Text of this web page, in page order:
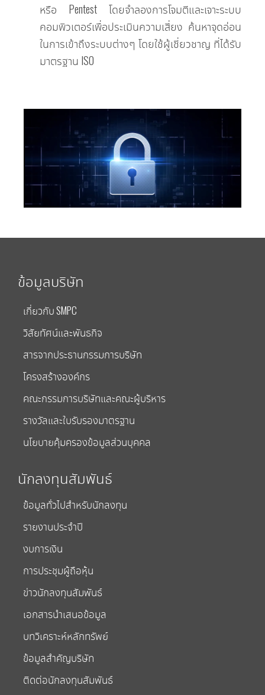
หรือ Pentest โดยจำลองการโจมตีและเจาะระบบ
คอมพิวเตอร์เพื่อประเมินความเสี่ยง ค้นหาจุดอ่อน
ในการเข้าถึงระบบต่างๆ โดยใช้ผู้เชี่ยวชาญ ที่ได้รับ
มาตรฐาน ISO
ข้อมูลบริษัท
เกี่ยวกับ SMPC
วิสัยทัศน์และพันธกิจ
สารจากประธานกรรมการบริษัท
โครงสร้างองค์กร
คณะกรรมการบริษัทและคณะผู้บริหาร
รางวัลและใบรับรองมาตรฐาน
นโยบายคุ้มครองข้อมูลส่วนบุคคล
นักลงทุนสัมพันธ์
ข้อมูลทั่วไปสำหรับนักลงทุน
รายงานประจำปี
งบการเงิน
การประชุมผู้ถือหุ้น
ข่าวนักลงทุนสัมพันธ์
เอกสารนำเสนอข้อมูล
บทวิเคราะห์หลักทรัพย์
ข้อมูลสำคัญบริษัท
ติดต่อนักลงทุนสัมพันธ์